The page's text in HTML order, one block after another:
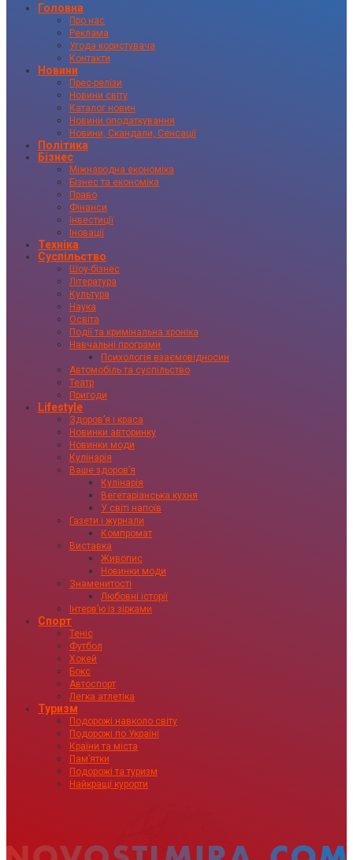
Головна
Про нас
Реклама
Угода користувача
Контакти
Новини
Прес-релізи
Новини світу
Каталог новин
Новини оподаткування
Новини, Скандали, Сенсації
Політика
Бізнес
Міжнародна економіка
Бізнес та економіка
Право
Фінанси
Інвестиції
Іновації
Техніка
Суспільство
Шоу-бізнес
Література
Культура
Наука
Освіта
Події та кримінальна хроніка
Навчальні програми
Психологія взаємовідносин
Автомобіль та суспільство
Театр
Пригоди
Lifestyle
Здоровʼя і краса
Новинки авторинку
Новинки моди
Кулінарія
Ваше здоровʼя
Кулінарія
Вегетаріанська кухня
У світі напоїв
Газети і журнали
Компромат
Виставка
Живопис
Новинки моди
Знаменитості
Любовні історії
Інтервʼю із зірками
Спорт
Теніс
Футбол
Хокей
Бокс
Автоспорт
Легка атлетіка
Туризм
Подорожі навколо світу
Подорожі по Україні
Країни та міста
Пам’ятки
Подорожі та туризм
Найкращі курорти